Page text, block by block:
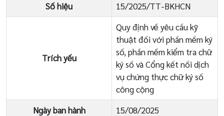
Số hiệu 15/2025/TT-BKHCN
Trích yếu
Quy định về yêu cầu kỹ
thuật đối với phần mềm ký
số, phần mềm kiểm tra chữ
ký số và Cổng kết nối dịch
vụ chứng thực chữ ký số
công cộng
Ngày ban hành
15/08/2025